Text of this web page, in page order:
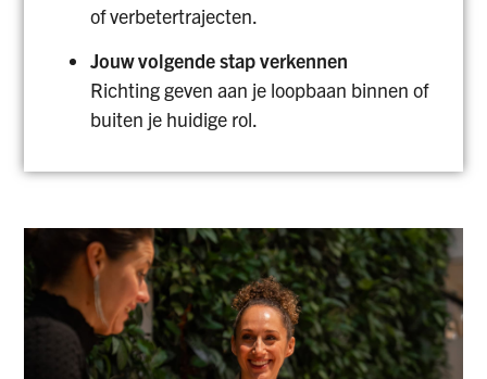
of verbetertrajecten.
Jouw volgende stap verkennen
Richting geven aan je loopbaan binnen of
buiten je huidige rol.